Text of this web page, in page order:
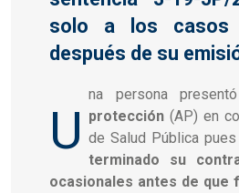
solo a los casos
después de su
U
na persona
protección (AP) en
de Salud Pública pues
terminado su
ocasionales antes de que